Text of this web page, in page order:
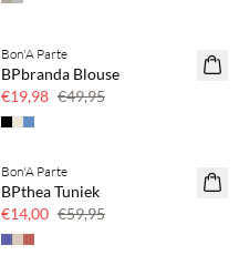
SAVE20
Bon'A Parte
BPbranda Blouse
€19,98 €49,95
SPOTPRIJS
Bon'A Parte
BPthea Tuniek
€14,00 €59,95